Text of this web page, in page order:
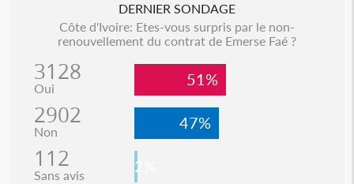
DERNIER SONDAGE
Côte d'Ivoire: Etes-vous surpris par le non-
renouvellement du contrat de Emerse Faé ?
3128
Oui 51%
2902
Non 47%
112
Sans avis 2%